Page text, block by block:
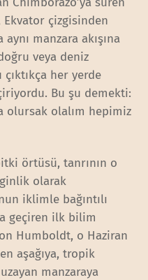
çizgisinden
manzara akışına
veya deniz
her yerde
Bu şu demekti:
olursak olalım hepimiz
örtüsü, tanrının o
olarak
iklimle bağıntılı
geçiren ilk bilim
Humboldt, o Haziran
aşağıya, tropik
manzaraya